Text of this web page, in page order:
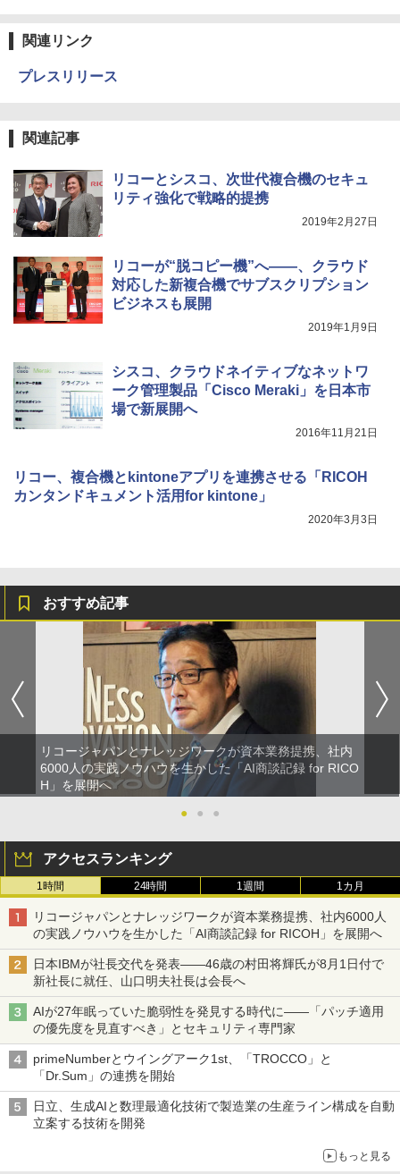
関連リンク
プレスリリース
関連記事
リコーとシスコ、次世代複合機のセキュ
リティ強化で戦略的提携
2019年2月27日
リコーが“脱コピー機”へ――、クラウド
対応した新複合機でサブスクリプション
ビジネスも展開
2019年1月9日
シスコ、クラウドネイティブなネットワ
ーク管理製品「Cisco Meraki」を日本市
場で新展開へ
2016年11月21日
リコー、複合機とkintoneアプリを連携させる「RICOH
カンタンドキュメント活用for kintone」
2020年3月3日
おすすめ記事
リコージャパンとナレッジワークが資本業務提携、社内
6000人の実践ノウハウを生かした「AI商談記録 for RICO
H」を展開へ
●
● ●
アクセスランキング
1時間 24時間 1週間 1カ月
リコージャパンとナレッジワークが資本業務提携、社内6000人
の実践ノウハウを生かした「AI商談記録 for RICOH」を展開へ
日本IBMが社長交代を発表――46歳の村田将輝氏が8月1日付で
新社長に就任、山口明夫社長は会長へ
AIが27年眠っていた脆弱性を発見する時代に――「パッチ適用
の優先度を見直すべき」とセキュリティ専門家
primeNumberとウイングアーク1st、「TROCCO」と
「Dr.Sum」の連携を開始
日立、生成AIと数理最適化技術で製造業の生産ライン構成を自動
立案する技術を開発
もっと見る